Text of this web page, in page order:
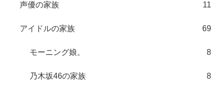
声優の家族 11
アイドルの家族 69
モーニング娘。 8
乃木坂46の家族 8